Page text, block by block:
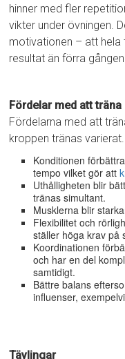
hinner med fler
vikter under övningen.
motivationen – att
resultat än förra
Fördelar med att
Fördelarna med att
kroppen tränas
Konditionen
tempo vilket gör att
Uthålligheten blir
tränas simultant.
Musklerna blir
Flexibilitet och
ställer höga krav på
Koordinationen
och har en del
samtidigt.
Bättre balans
influenser,
Tävlingar